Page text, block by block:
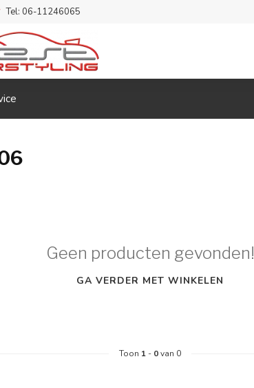
Tel: 06-11246065
Geen producten gevonden!
GA VERDER MET WINKELEN
Toon 1 - 0van 0